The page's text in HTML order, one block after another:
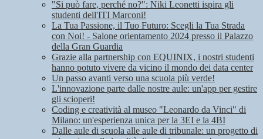
"Si può fare, perché no?": Niki Leonetti ispira gli
studenti dell'ITI Marconi!
La Tua Passione, il Tuo Futuro: Scegli la Tua Strada
con Noi! - Salone orientamento 2024 presso il Palazzo
della Gran Guardia
Grazie alla partnership con EQUINIX, i nostri studenti
hanno potuto vivere da vicino il mondo dei data center
Un passo avanti verso una scuola più verde!
L'innovazione parte dalle nostre aule: un'app per gestire
gli scioperi!
Coding e creatività al museo "Leonardo da Vinci" di
Milano: un'esperienza unica per la 3EI e la 4BI
Dalle aule di scuola alle aule di tribunale: un progetto di